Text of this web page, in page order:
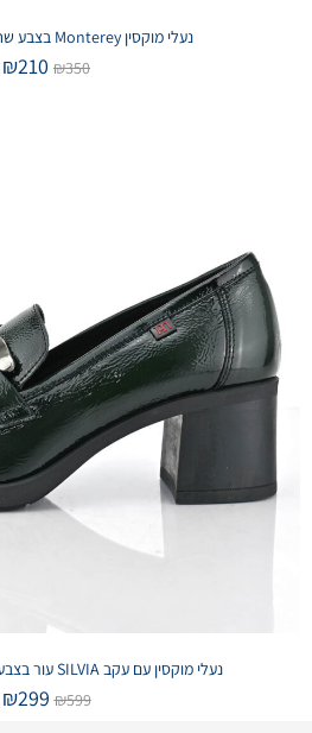
נעלי מוקסין Monterey בצבע שחור אבני יהלומים
₪350
₪210
נעלי מוקסין עם עקב SILVIA עור בצבע ירוק בגימור לק רטוב
₪599
₪299